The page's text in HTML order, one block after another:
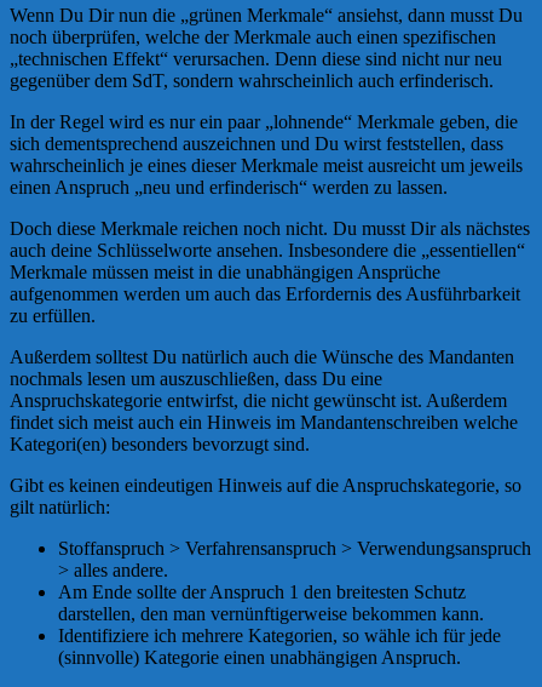
Wenn Du Dir nun die „grünen Merkmale“ ansiehst, dann musst Du
noch überprüfen, welche der Merkmale auch einen spezifischen
„technischen Effekt“ verursachen. Denn diese sind nicht nur neu
gegenüber dem SdT, sondern wahrscheinlich auch erfinderisch.
In der Regel wird es nur ein paar „lohnende“ Merkmale geben, die
sich dementsprechend auszeichnen und Du wirst feststellen, dass
wahrscheinlich je eines dieser Merkmale meist ausreicht um jeweils
einen Anspruch „neu und erfinderisch“ werden zu lassen.
Doch diese Merkmale reichen noch nicht. Du musst Dir als nächstes
auch deine Schlüsselworte ansehen. Insbesondere die „essentiellen“
Merkmale müssen meist in die unabhängigen Ansprüche
aufgenommen werden um auch das Erfordernis des Ausführbarkeit
zu erfüllen.
Außerdem solltest Du natürlich auch die Wünsche des Mandanten
nochmals lesen um auszuschließen, dass Du eine
Anspruchskategorie entwirfst, die nicht gewünscht ist. Außerdem
findet sich meist auch ein Hinweis im Mandantenschreiben welche
Kategori(en) besonders bevorzugt sind.
Gibt es keinen eindeutigen Hinweis auf die Anspruchskategorie, so
gilt natürlich:
Stoffanspruch > Verfahrensanspruch > Verwendungsanspruch
> alles andere.
Am Ende sollte der Anspruch 1 den breitesten Schutz
darstellen, den man vernünftigerweise bekommen kann.
Identifiziere ich mehrere Kategorien, so wähle ich für jede
(sinnvolle) Kategorie einen unabhängigen Anspruch.